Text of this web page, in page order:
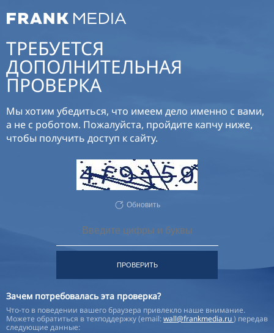
ТРЕБУЕТСЯ
ДОПОЛНИТЕЛЬНАЯ
ПРОВЕРКА
Мы хотим убедиться, что имеем дело именно с вами,
а не с роботом. Пожалуйста, пройдите капчу ниже,
чтобы получить доступ к сайту.
Обновить
ПРОВЕРИТЬ
Зачем потребовалась эта проверка?
Что-то в поведении вашего браузера привлекло наше внимание.
Можете обратиться в техподдержку (email:wall@frankmedia.ru) передав
следующие данные: